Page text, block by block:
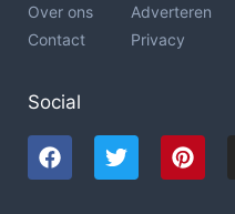
Over ons
Contact
Adverteren
Privacy
Social